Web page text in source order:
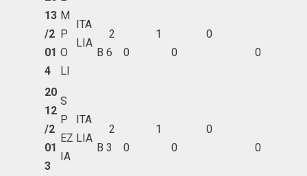
13
/2
01
4
M
P
O
LI
ITA
LIA
B
2
6
0
1
0
0
0
20
12
/2
01
3
S
P
EZ
IA
ITA
LIA
B
2
3
0
1
0
0
0